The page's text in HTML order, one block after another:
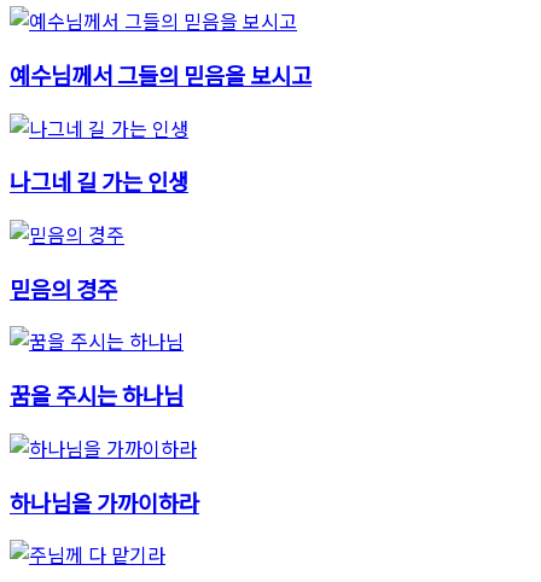
예수님께서 그들의 믿음을 보시고
나그네 길 가는 인생
믿음의 경주
꿈을 주시는 하나님
하나님을 가까이하라